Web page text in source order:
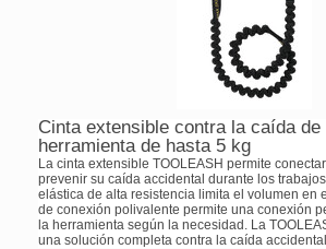
Cinta extensible contra la caída de
herramienta de hasta 5 kg
La cinta extensible TOOLEASH permite
prevenir su caída accidental durante los
elástica de alta resistencia limita el volumen en
de conexión polivalente permite una conexión
la herramienta según la necesidad. La
una solución completa contra la caída